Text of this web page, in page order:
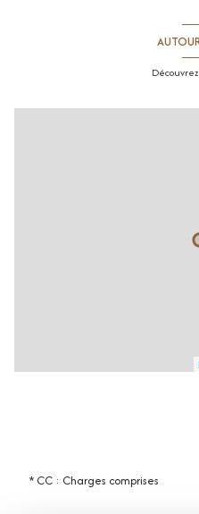
* CC : Charges comprises